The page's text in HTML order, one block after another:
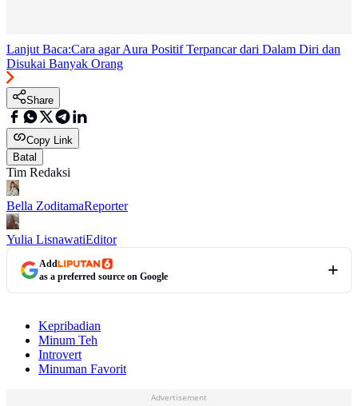
Lanjut Baca:Cara agar Aura Positif Terpancar dari Dalam Diri dan
Disukai Banyak Orang
Share
Copy Link
Batal
Tim Redaksi
Bella ZoditamaReporter
Yulia LisnawatiEditor
Add
as a preferred source on Google
Kepribadian
Minum Teh
Introvert
Minuman Favorit
Advertisement